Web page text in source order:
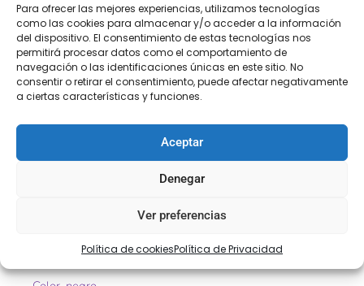
Para ofrecer las mejores experiencias, utilizamos tecnologías
como las cookies para almacenar y/o acceder a la información
del dispositivo. El consentimiento de estas tecnologías nos
permitirá procesar datos como el comportamiento de
navegación o las identificaciones únicas en este sitio. No
consentir o retirar el consentimiento, puede afectar negativamente
a ciertas características y funciones.
Aceptar
Denegar
Ver preferencias
Política de cookiesPolítica de Privacidad
Descripción
Información adicional
Valoraciones (0)
Pasamanería de fantasía
Tamaño. 10 mm aprox